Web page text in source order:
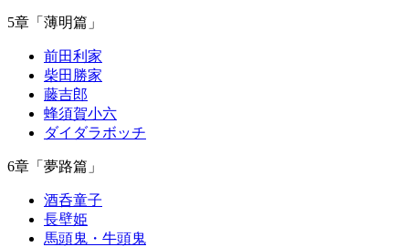
5章「薄明篇」
前田利家
柴田勝家
藤吉郎
蜂須賀小六
ダイダラボッチ
6章「夢路篇」
酒呑童子
長壁姫
馬頭鬼・牛頭鬼